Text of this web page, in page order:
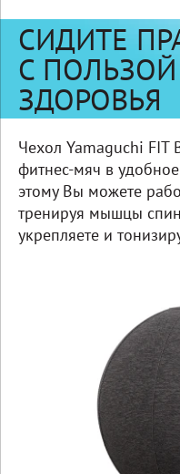
СИДИТЕ
С
ЗДОРОВЬЯ
Чехол Yamaguchi FIT
фитнес‑мяч в
этому Вы можете
тренируя мышцы
укрепляете и